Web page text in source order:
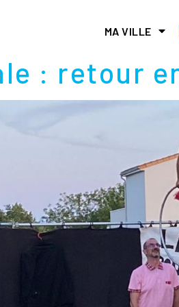
MA VILLE
2024
: retour